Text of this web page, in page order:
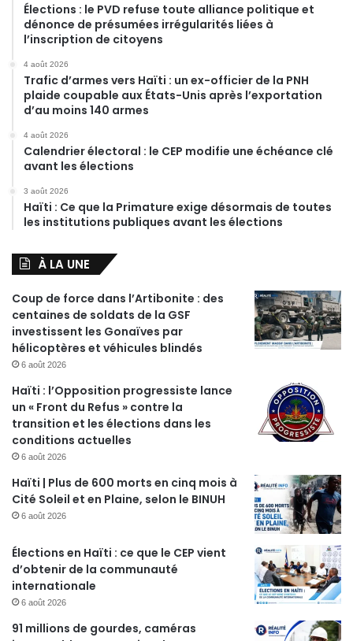
Élections : le PVD refuse toute alliance politique et
dénonce de présumées irrégularités liées à
l’inscription de citoyens
4 août 2026
Trafic d’armes vers Haïti : un ex-officier de la PNH
plaide coupable aux États-Unis après l’exportation
d’au moins 140 armes
4 août 2026
Calendrier électoral : le CEP modifie une échéance clé
avant les élections
3 août 2026
Haïti : Ce que la Primature exige désormais de toutes
les institutions publiques avant les élections
À LA UNE
Coup de force dans l’Artibonite : des
centaines de soldats de la GSF
investissent les Gonaïves par
hélicoptères et véhicules blindés
6 août 2026
Haïti : l’Opposition progressiste lance
un « Front du Refus » contre la
transition et les élections dans les
conditions actuelles
6 août 2026
Haïti | Plus de 600 morts en cinq mois à
Cité Soleil et en Plaine, selon le BINUH
6 août 2026
Élections en Haïti : ce que le CEP vient
d’obtenir de la communauté
internationale
6 août 2026
91 millions de gourdes, caméras